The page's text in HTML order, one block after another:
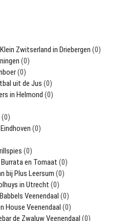
Zwitserland in Driebergen (0)
(0)
(0)
uit de Jus (0)
in Helmond (0)
(0)
(0)
(0)
en Tomaat (0)
bij Plus Leersum (0)
in Utrecht (0)
Veenendaal (0)
House Veenendaal (0)
de Zwaluw Veenendaal (0)